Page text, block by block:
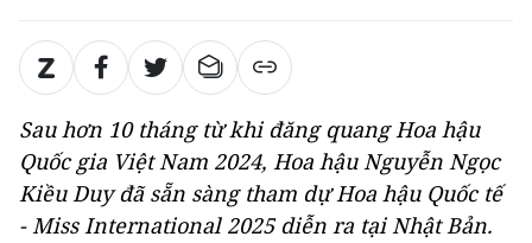
Sau hơn 10 tháng từ khi đăng quang Hoa hậu
Quốc gia Việt Nam 2024, Hoa hậu Nguyễn Ngọc
Kiều Duy đã sẵn sàng tham dự Hoa hậu Quốc tế
- Miss International 2025 diễn ra tại Nhật Bản.